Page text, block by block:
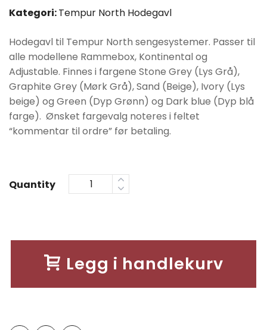
var:
kr9990.
er:
kr7990.
Kategori:Tempur North Hodegavl
Hodegavl til Tempur North sengesystemer. Passer til
alle modellene Rammebox, Kontinental og
Adjustable. Finnes i fargene Stone Grey (Lys Grå),
Graphite Grey (Mørk Grå), Sand (Beige), Ivory (Lys
beige) og Green (Dyp Grønn) og Dark blue (Dyp blå
farge). Ønsket fargevalg noteres i feltet
“kommentar til ordre” før betaling.
Quantity
Legg i handlekurv